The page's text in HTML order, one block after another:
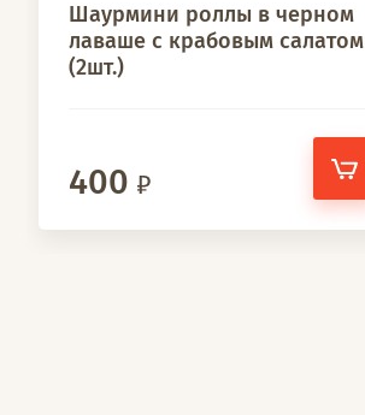
Шаурмини роллы в черном
лаваше с крабовым салатом
(2шт.)
400